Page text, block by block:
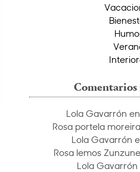
Comentarios
Lola Gavarrón en
Rosa portela moreira
Lola Gavarrón
Rosa lemos
Lola Gavarrón